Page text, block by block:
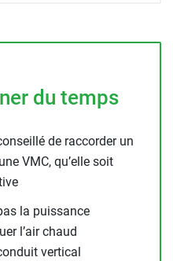
du temps
de raccorder un
VMC, qu’elle soit
la puissance
l’air chaud
vertical